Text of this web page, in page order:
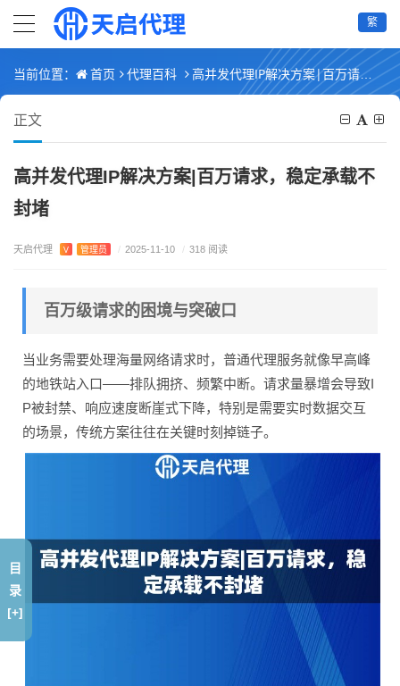
繁
当前位置： 首页 代理百科 高并发代理IP解决方案|百万请求，稳定承载不封堵
正文
高并发代理IP解决方案|百万请求，稳定承载不
封堵
天启代理 V 管理员 / 2025-11-10 / 318 阅读
百万级请求的困境与突破口
当业务需要处理海量网络请求时，普通代理服务就像早高峰
的地铁站入口——排队拥挤、频繁中断。请求量暴增会导致I
P被封禁、响应速度断崖式下降，特别是需要实时数据交互
的场景，传统方案往往在关键时刻掉链子。
目
录
[+]